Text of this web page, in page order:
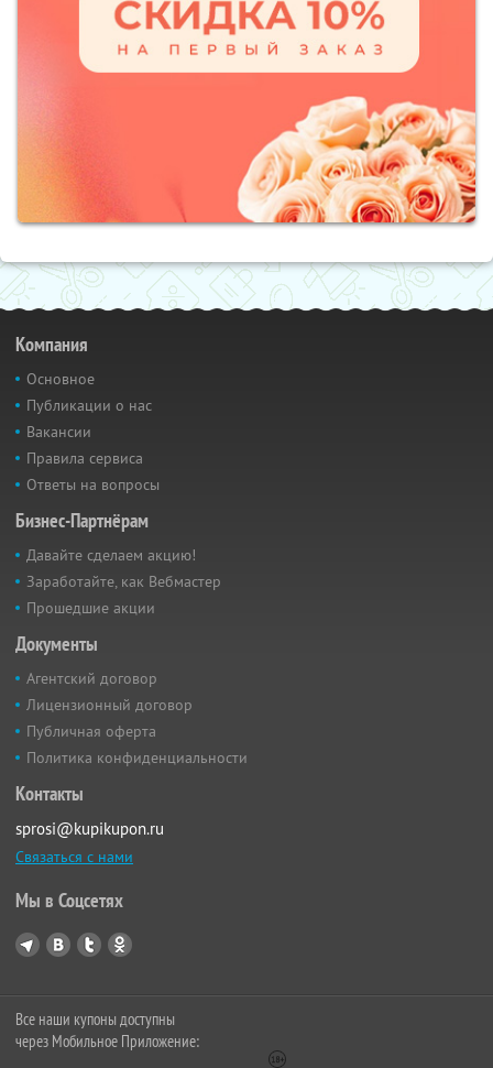
Компания
Основное
Публикации о нас
Вакансии
Правила сервиса
Ответы на вопросы
Бизнес-Партнёрам
Давайте сделаем акцию!
Заработайте, как Вебмастер
Прошедшие акции
Документы
Агентский договор
Лицензионный договор
Публичная оферта
Политика конфиденциальности
Контакты
sprosi@kupikupon.ru
Связаться с нами
Мы в Соцсетях
Все наши купоны доступны
через Мобильное Приложение: